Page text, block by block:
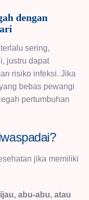
dengan
sering,
justru dapat
risiko infeksi. Jika
bebas pewangi
pertumbuhan
jika memiliki
abu-abu, atau